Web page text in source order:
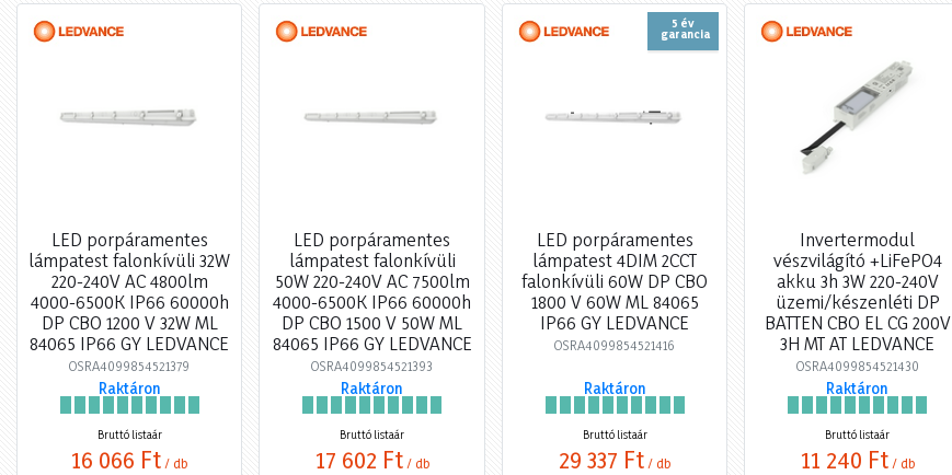
LED porpáramentes
lámpatest falonkívüli 32W
220-240V AC 4800lm
4000-6500K IP66 60000h
DP CBO 1200 V 32W ML
84065 IP66 GY LEDVANCE
OSRA4099854521379
Raktáron
Bruttó listaár
16 066 Ft / db
LED porpáramentes
lámpatest falonkívüli
50W 220-240V AC 7500lm
4000-6500K IP66 60000h
DP CBO 1500 V 50W ML
84065 IP66 GY LEDVANCE
OSRA4099854521393
Raktáron
Bruttó listaár
17 602 Ft / db
5 év
garancia
LED porpáramentes
lámpatest 4DIM 2CCT
falonkívüli 60W DP CBO
1800 V 60W ML 84065
IP66 GY LEDVANCE
OSRA4099854521416
Raktáron
Bruttó listaár
29 337 Ft / db
Invertermodul
vészvilágító +LiFePO4
akku 3h 3W 220-240V
üzemi/készenléti DP
BATTEN CBO EL CG 200V
3H MT AT LEDVANCE
OSRA4099854521430
Raktáron
Bruttó listaár
11 240 Ft / db